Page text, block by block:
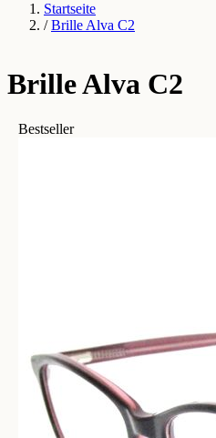
Startseite
/ Brille Alva C2
Brille Alva C2
Bestseller